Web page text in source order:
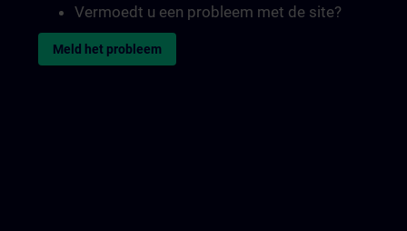
Vermoedt u een probleem met de site?
Meld het probleem